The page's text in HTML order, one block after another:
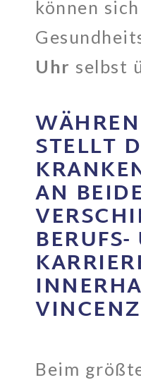
können
Uhr selbst
STELLT
AN
Beim